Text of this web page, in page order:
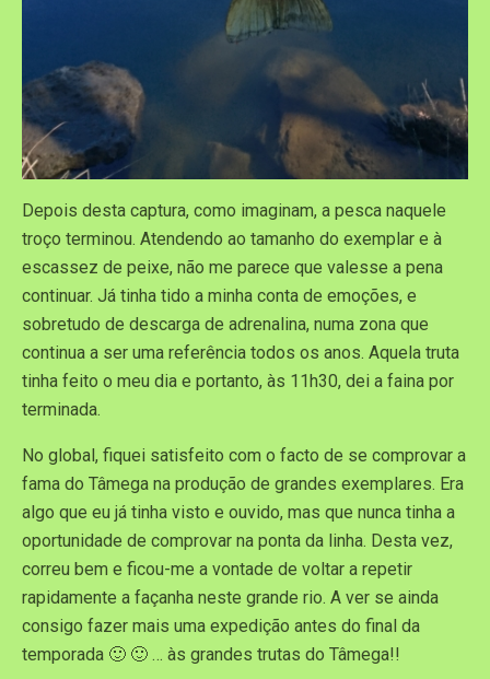
Depois desta captura, como imaginam, a pesca naquele
troço terminou. Atendendo ao tamanho do exemplar e à
escassez de peixe, não me parece que valesse a pena
continuar. Já tinha tido a minha conta de emoções, e
sobretudo de descarga de adrenalina, numa zona que
continua a ser uma referência todos os anos. Aquela truta
tinha feito o meu dia e portanto, às 11h30, dei a faina por
terminada.
No global, fiquei satisfeito com o facto de se comprovar a
fama do Tâmega na produção de grandes exemplares. Era
algo que eu já tinha visto e ouvido, mas que nunca tinha a
oportunidade de comprovar na ponta da linha. Desta vez,
correu bem e ficou-me a vontade de voltar a repetir
rapidamente a façanha neste grande rio. A ver se ainda
consigo fazer mais uma expedição antes do final da
temporada 🙂 🙂 … às grandes trutas do Tâmega!!